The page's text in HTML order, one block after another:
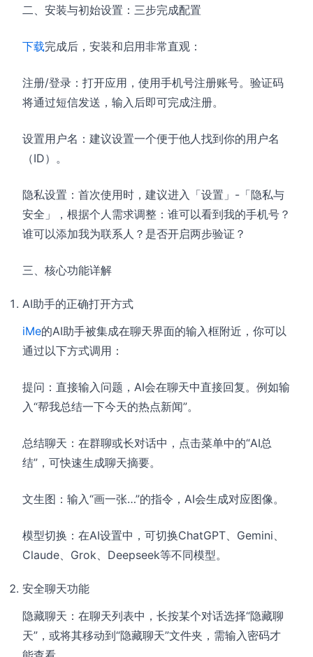
二、安装与初始设置：三步完成配置
下载完成后，安装和启用非常直观：
注册/登录：打开应用，使用手机号注册账号。验证码
将通过短信发送，输入后即可完成注册。
设置用户名：建议设置一个便于他人找到你的用户名
（ID）。
隐私设置：首次使用时，建议进入「设置」-「隐私与
安全」，根据个人需求调整：谁可以看到我的手机号？
谁可以添加我为联系人？是否开启两步验证？
三、核心功能详解
AI助手的正确打开方式
iMe的AI助手被集成在聊天界面的输入框附近，你可以
通过以下方式调用：
提问：直接输入问题，AI会在聊天中直接回复。例如输
入“帮我总结一下今天的热点新闻”。
总结聊天：在群聊或长对话中，点击菜单中的“AI总
结”，可快速生成聊天摘要。
文生图：输入“画一张…”的指令，AI会生成对应图像。
模型切换：在AI设置中，可切换ChatGPT、Gemini、
Claude、Grok、Deepseek等不同模型。
安全聊天功能
隐藏聊天：在聊天列表中，长按某个对话选择“隐藏聊
天”，或将其移动到“隐藏聊天”文件夹，需输入密码才